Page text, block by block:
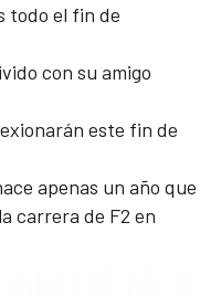
todo el fin de
con su amigo
este fin de
apenas un año que
carrera de F2 en